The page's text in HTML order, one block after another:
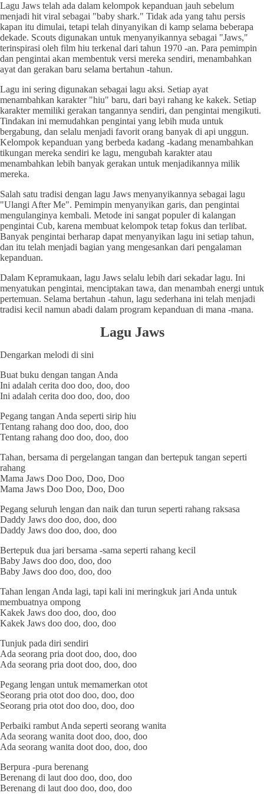
Lagu Jaws telah ada dalam kelompok kepanduan jauh sebelum
menjadi hit viral sebagai "baby shark." Tidak ada yang tahu persis
kapan itu dimulai, tetapi telah dinyanyikan di kamp selama beberapa
dekade. Scouts digunakan untuk menyanyikannya sebagai "Jaws,"
terinspirasi oleh film hiu terkenal dari tahun 1970 -an. Para pemimpin
dan pengintai akan membentuk versi mereka sendiri, menambahkan
ayat dan gerakan baru selama bertahun -tahun.
Lagu ini sering digunakan sebagai lagu aksi. Setiap ayat
menambahkan karakter "hiu" baru, dari bayi rahang ke kakek. Setiap
karakter memiliki gerakan tangannya sendiri, dan pengintai mengikuti.
Tindakan ini memudahkan pengintai yang lebih muda untuk
bergabung, dan selalu menjadi favorit orang banyak di api unggun.
Kelompok kepanduan yang berbeda kadang -kadang menambahkan
tikungan mereka sendiri ke lagu, mengubah karakter atau
menambahkan lebih banyak gerakan untuk menjadikannya milik
mereka.
Salah satu tradisi dengan lagu Jaws menyanyikannya sebagai lagu
"Ulangi After Me". Pemimpin menyanyikan garis, dan pengintai
mengulanginya kembali. Metode ini sangat populer di kalangan
pengintai Cub, karena membuat kelompok tetap fokus dan terlibat.
Banyak pengintai berharap dapat menyanyikan lagu ini setiap tahun,
dan itu telah menjadi bagian yang mengesankan dari pengalaman
kepanduan.
Dalam Kepramukaan, lagu Jaws selalu lebih dari sekadar lagu. Ini
menyatukan pengintai, menciptakan tawa, dan menambah energi untuk
pertemuan. Selama bertahun -tahun, lagu sederhana ini telah menjadi
tradisi kecil namun abadi dalam program kepanduan di mana -mana.
Lagu Jaws
Dengarkan melodi di sini
Buat buku dengan tangan Anda
Ini adalah cerita doo doo, doo, doo
Ini adalah cerita doo doo, doo, doo
Pegang tangan Anda seperti sirip hiu
Tentang rahang doo doo, doo, doo
Tentang rahang doo doo, doo, doo
Tahan, bersama di pergelangan tangan dan bertepuk tangan seperti
rahang
Mama Jaws Doo Doo, Doo, Doo
Mama Jaws Doo Doo, Doo, Doo
Pegang seluruh lengan dan naik dan turun seperti rahang raksasa
Daddy Jaws doo doo, doo, doo
Daddy Jaws doo doo, doo, doo
Bertepuk dua jari bersama -sama seperti rahang kecil
Baby Jaws doo doo, doo, doo
Baby Jaws doo doo, doo, doo
Tahan lengan Anda lagi, tapi kali ini meringkuk jari Anda untuk
membuatnya ompong
Kakek Jaws doo doo, doo, doo
Kakek Jaws doo doo, doo, doo
Tunjuk pada diri sendiri
Ada seorang pria doot doo, doo, doo
Ada seorang pria doot doo, doo, doo
Pegang lengan untuk memamerkan otot
Seorang pria otot doo doo, doo, doo
Seorang pria otot doo doo, doo, doo
Perbaiki rambut Anda seperti seorang wanita
Ada seorang wanita doot doo, doo, doo
Ada seorang wanita doot doo, doo, doo
Berpura -pura berenang
Berenang di laut doo doo, doo, doo
Berenang di laut doo doo, doo, doo